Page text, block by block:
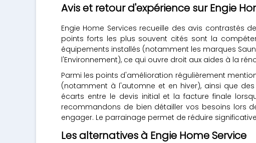
Avis et retour d'expérience sur Engie
Engie Home Services recueille des avis contrastés
points forts les plus souvent cités sont la
équipements installés (notamment les marques
l'Environnement), ce qui ouvre droit aux aides à la
Parmi les points d'amélioration régulièrement
(notamment à l'automne et en hiver), ainsi que
écarts entre le devis initial et la facture finale
recommandons de bien détailler vos besoins lors
engager. Le parrainage permet de réduire
Les alternatives à Engie Home Service